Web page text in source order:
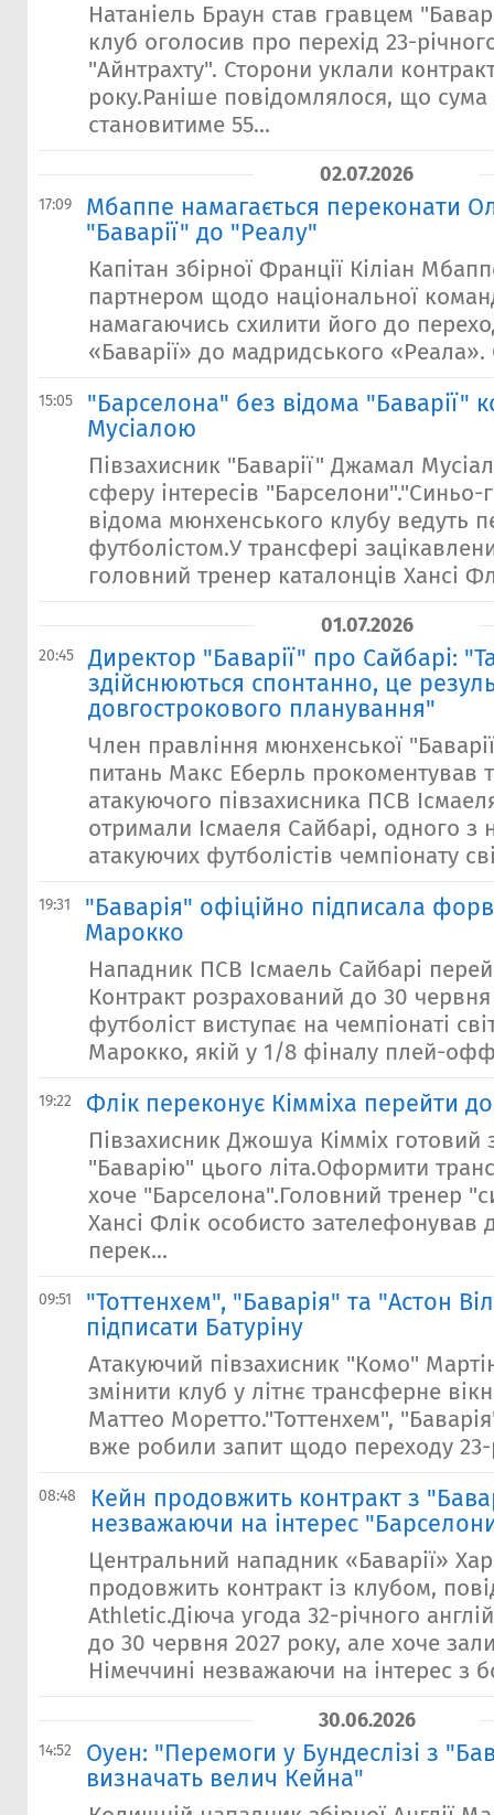
Натаніель Браун став гравцем
клуб оголосив про перехід 23-
"Айнтрахту". Сторони уклали
року.Раніше повідомлялося, що сума
становитиме 55...
02.07.2026
17:09
Мбаппе намагається переконати
"Баварії" до "Реалу"
Капітан збірної Франції Кіліан
партнером щодо національної
намагаючись схилити його до
«Баварії» до мадридського «Реала».
15:05
"Барселона" без відома "Баварії"
Мусіалою
Півзахисник "Баварії" Джамал
сферу інтересів "Барселони"."Синьо-
відома мюнхенського клубу ведуть
футболістом.У трансфері
головний тренер каталонців Хансі
01.07.2026
20:45
Директор "Баварії" про Сайбарі:
здійснюються спонтанно, це
довгострокового планування"
Член правління мюнхенської
питань Макс Еберль прокоментував
атакуючого півзахисника ПСВ
отримали Ісмаеля Сайбарі, одного з
атакуючих футболістів чемпіонату
19:31
"Баварія" офіційно підписала
Марокко
Нападник ПСВ Ісмаель Сайбарі
Контракт розрахований до 30 червня
футболіст виступає на чемпіонаті
Марокко, якій у 1/8 фіналу плей-офф
19:22 Флік переконує Кімміха перейти
Півзахисник Джошуа Кімміх готовий
"Баварію" цього літа.Оформити
хоче "Барселона".Головний тренер
Хансі Флік особисто зателефонував
перек...
09:51
"Тоттенхем", "Баварія" та "Астон
підписати Батуріну
Атакуючий півзахисник "Комо"
змінити клуб у літнє трансферне
Маттео Моретто."Тоттенхем",
вже робили запит щодо переходу 23-
08:48
Кейн продовжить контракт з
незважаючи на інтерес
Центральний нападник «Баварії»
продовжить контракт із клубом,
Athletic.Діюча угода 32-річного
до 30 червня 2027 року, але хоче
Німеччині незважаючи на інтерес з
30.06.2026
14:52
Оуен: "Перемоги у Бундеслізі з
визначать велич Кейна"